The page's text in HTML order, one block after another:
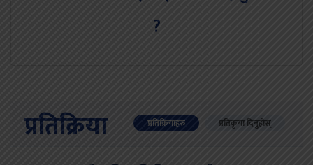
?
प्रतिक्रिया प्रतिक्रियाहरु प्रतिकृया दिनुहोस्